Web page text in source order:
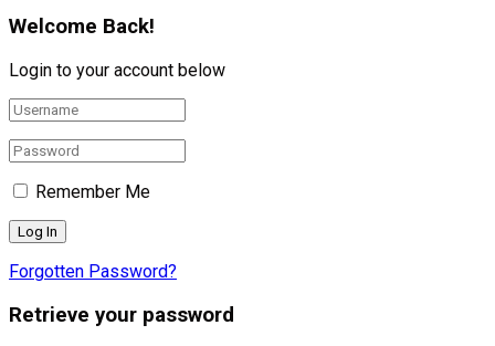
Welcome Back!
Login to your account below
Remember Me
Forgotten Password?
Retrieve your password